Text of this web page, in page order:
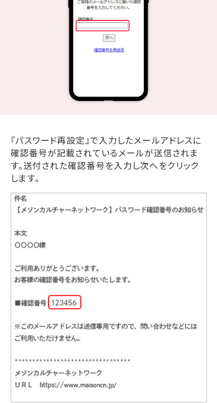
『パスワード再設定』で入力したメールアドレスに
確認番号が記載されているメールが送信されま
す。送付された確認番号を入力し次へをクリック
します。